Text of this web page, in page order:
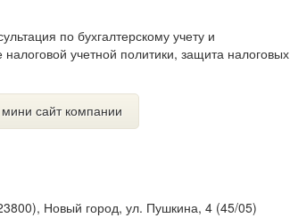
по бухгалтерскому учету и
учетной политики, защита налоговых
сайт компании
), Новый город, ул. Пушкина, 4 (45/05)